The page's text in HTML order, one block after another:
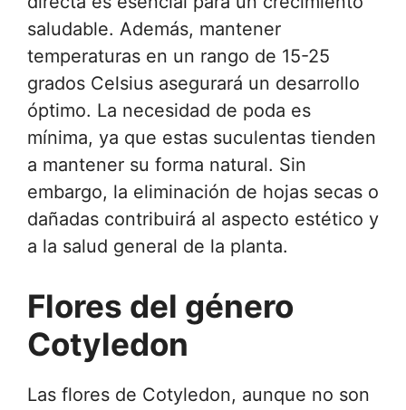
saludable. Además, mantener
temperaturas en un rango de 15-25
grados Celsius asegurará un desarrollo
óptimo. La necesidad de poda es
mínima, ya que estas suculentas tienden
a mantener su forma natural. Sin
embargo, la eliminación de hojas secas o
dañadas contribuirá al aspecto estético y
a la salud general de la planta.
Flores del género
Cotyledon
Las flores de Cotyledon, aunque no son